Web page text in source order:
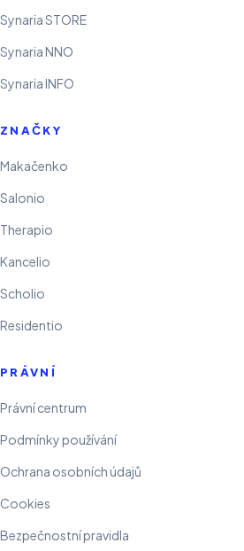
Synaria STORE
Synaria NNO
Synaria INFO
ZNAČKY
Makačenko
Salonio
Therapio
Kancelio
Scholio
Residentio
PRÁVNÍ
Právní centrum
Podmínky používání
Ochrana osobních údajů
Cookies
Bezpečnostní pravidla